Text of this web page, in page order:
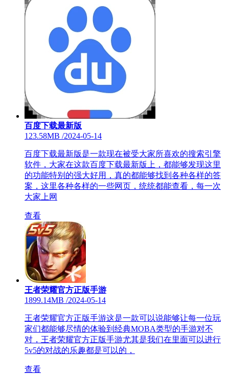
百度下载最新版
123.58MB /2024-05-14
百度下载最新版是一款现在被受大家所喜欢的搜索引擎
软件，大家在这款百度下载最新版上，都能够发现这里
的功能特别的强大好用，真的都能够找到各种各样的答
案，这里各种各样的一些网页，统统都能查看，每一次
大家上网
查看
王者荣耀官方正版手游
1899.14MB /2024-05-14
王者荣耀官方正版手游这是一款可以说能够让每一位玩
家们都能够尽情的体验到经典MOBA类型的手游对不
对，王者荣耀官方正版手游尤其是我们在里面可以进行
5v5的对战的乐趣都是可以的，
查看